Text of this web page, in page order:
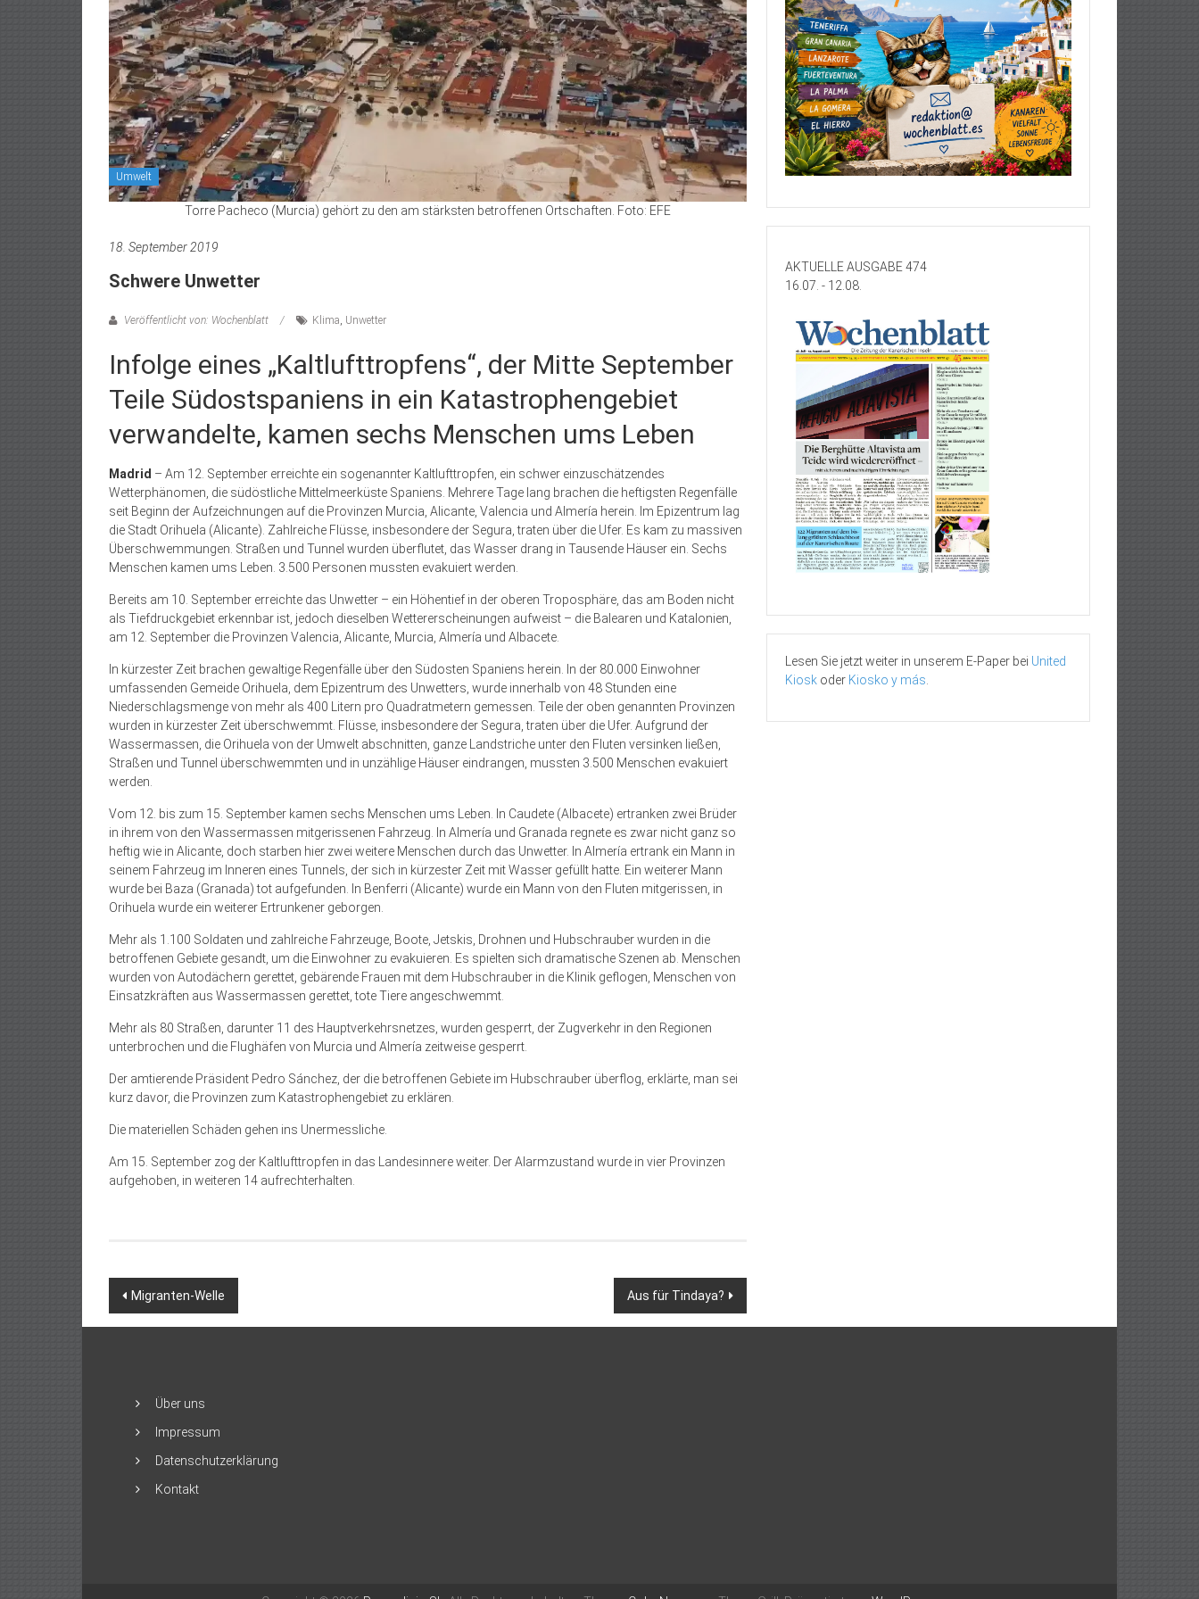
Umwelt
Torre Pacheco (Murcia) gehört zu den am stärksten betroffenen Ortschaften. Foto: EFE
18. September 2019
Schwere Unwetter
Veröffentlicht von: Wochenblatt Klima, Unwetter
Infolge eines „Kaltlufttropfens“, der Mitte September
Teile Südostspaniens in ein Katastrophengebiet
verwandelte, kamen sechs Menschen ums Leben
Madrid – Am 12. September erreichte ein sogenannter Kaltlufttropfen, ein schwer einzuschätzendes
Wetterphänomen, die südöstliche Mittelmeerküste Spaniens. Mehrere Tage lang brachen die heftigsten Regenfälle
seit Beginn der Aufzeichnungen auf die Provinzen Murcia, Alicante, Valencia und Almería herein. Im Epizentrum lag
die Stadt Orihuela (Alicante). Zahlreiche Flüsse, insbesondere der Segura, traten über die Ufer. Es kam zu massiven
Überschwemmungen. Straßen und Tunnel wurden überflutet, das Wasser drang in Tausende Häuser ein. Sechs
Menschen kamen ums Leben. 3.500 Personen mussten evakuiert werden.
Bereits am 10. September erreichte das Unwetter – ein Höhentief in der oberen Troposphäre, das am Boden nicht
als Tiefdruckgebiet erkennbar ist, jedoch dieselben Wettererscheinungen aufweist – die Balearen und Katalonien,
am 12. September die Provinzen Valencia, Alicante, Murcia, Almería und Albacete.
In kürzester Zeit brachen gewaltige Regenfälle über den Südosten Spaniens herein. In der 80.000 Einwohner
umfassenden Gemeide Orihuela, dem Epizentrum des Unwetters, wurde innerhalb von 48 Stunden eine
Niederschlagsmenge von mehr als 400 Litern pro Quadratmetern gemessen. Teile der oben genannten Provinzen
wurden in kürzester Zeit überschwemmt. Flüsse, insbesondere der Segura, traten über die Ufer. Aufgrund der
Wassermassen, die Orihuela von der Umwelt abschnitten, ganze Landstriche unter den Fluten versinken ließen,
Straßen und Tunnel überschwemmten und in unzählige Häuser eindrangen, mussten 3.500 Menschen evakuiert
werden.
Vom 12. bis zum 15. September kamen sechs Menschen ums Leben. In Caudete (Albacete) ertranken zwei Brüder
in ihrem von den Wassermassen mitgerissenen Fahrzeug. In Almería und Granada regnete es zwar nicht ganz so
heftig wie in Alicante, doch starben hier zwei weitere Menschen durch das Unwetter. In Almería ertrank ein Mann in
seinem Fahrzeug im Inneren eines Tunnels, der sich in kürzester Zeit mit Wasser gefüllt hatte. Ein weiterer Mann
wurde bei Baza (Granada) tot aufgefunden. In Benferri (Alicante) wurde ein Mann von den Fluten mitgerissen, in
Orihuela wurde ein weiterer Ertrunkener geborgen.
Mehr als 1.100 Soldaten und zahlreiche Fahrzeuge, Boote, Jetskis, Drohnen und Hubschrauber wurden in die
betroffenen Gebiete gesandt, um die Einwohner zu evakuieren. Es spielten sich dramatische Szenen ab. Menschen
wurden von Autodächern gerettet, gebärende Frauen mit dem Hubschrauber in die Klinik geflogen, Menschen von
Einsatzkräften aus Wassermassen gerettet, tote Tiere angeschwemmt.
Mehr als 80 Straßen, darunter 11 des Hauptverkehrsnetzes, wurden gesperrt, der Zugverkehr in den Regionen
unterbrochen und die Flughäfen von Murcia und Almería zeitweise gesperrt.
Der amtierende Präsident Pedro Sánchez, der die betroffenen Gebiete im Hubschrauber überflog, erklärte, man sei
kurz davor, die Provinzen zum Katastrophengebiet zu erklären.
Die materiellen Schäden gehen ins Unermessliche.
Am 15. September zog der Kaltlufttropfen in das Landesinnere weiter. Der Alarmzustand wurde in vier Provinzen
aufgehoben, in weiteren 14 aufrechterhalten.
Beitragsnavigation
Migranten-Welle Aus für Tindaya?
AKTUELLE AUSGABE 474
16.07. - 12.08.
Lesen Sie jetzt weiter in unserem E-Paper bei United
Kiosk oder Kiosko y más
Über uns
Impressum
Datenschutzerklärung
Kontakt